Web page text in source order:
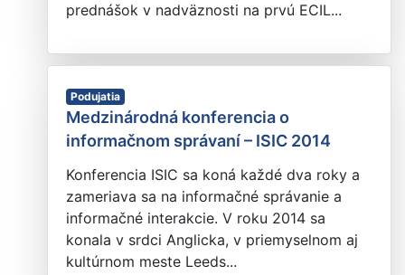
prednášok v nadväznosti na prvú ECIL...
Podujatia
Medzinárodná konferencia o
informačnom správaní – ISIC 2014
Konferencia ISIC sa koná každé dva roky a
zameriava sa na informačné správanie a
informačné interakcie. V roku 2014 sa
konala v srdci Anglicka, v priemyselnom aj
kultúrnom meste Leeds...